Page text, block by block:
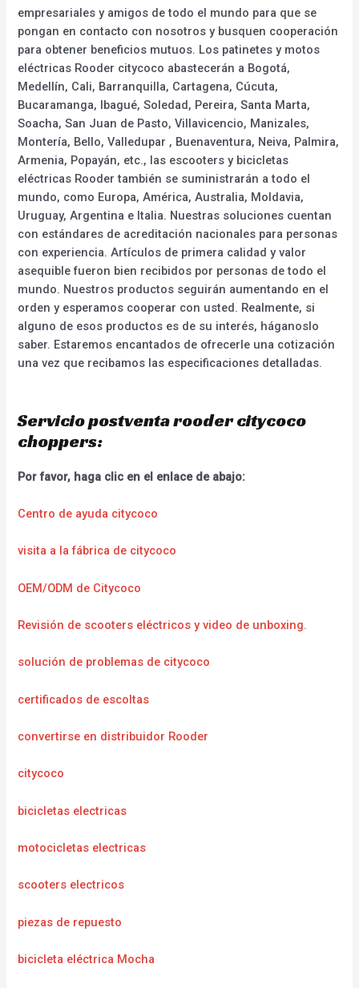
empresariales y amigos de todo el mundo para que se
pongan en contacto con nosotros y busquen cooperación
para obtener beneficios mutuos. Los patinetes y motos
eléctricas Rooder citycoco abastecerán a Bogotá,
Medellín, Cali, Barranquilla, Cartagena, Cúcuta,
Bucaramanga, Ibagué, Soledad, Pereira, Santa Marta,
Soacha, San Juan de Pasto, Villavicencio, Manizales,
Montería, Bello, Valledupar , Buenaventura, Neiva, Palmira,
Armenia, Popayán, etc., las escooters y bicicletas
eléctricas Rooder también se suministrarán a todo el
mundo, como Europa, América, Australia, Moldavia,
Uruguay, Argentina e Italia. Nuestras soluciones cuentan
con estándares de acreditación nacionales para personas
con experiencia. Artículos de primera calidad y valor
asequible fueron bien recibidos por personas de todo el
mundo. Nuestros productos seguirán aumentando en el
orden y esperamos cooperar con usted. Realmente, si
alguno de esos productos es de su interés, háganoslo
saber. Estaremos encantados de ofrecerle una cotización
una vez que recibamos las especificaciones detalladas.
Servicio postventa rooder citycoco
choppers:
Por favor, haga clic en el enlace de abajo:
Centro de ayuda citycoco
visita a la fábrica de citycoco
OEM/ODM de Citycoco
Revisión de scooters eléctricos y video de unboxing.
solución de problemas de citycoco
certificados de escoltas
convertirse en distribuidor Rooder
citycoco
bicicletas electricas
motocicletas electricas
scooters electricos
piezas de repuesto
bicicleta eléctrica Mocha